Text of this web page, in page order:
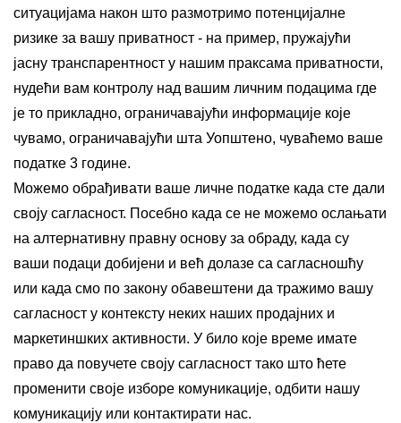
ситуацијама након што размотримо потенцијалне
ризике за вашу приватност - на пример, пружајући
јасну транспарентност у нашим праксама приватности,
нудећи вам контролу над вашим личним подацима где
је то прикладно, ограничавајући информације које
чувамо, ограничавајући шта Уопштено, чуваћемо ваше
податке 3 године.
Можемо обрађивати ваше личне податке када сте дали
своју сагласност. Посебно када се не можемо ослањати
на алтернативну правну основу за обраду, када су
ваши подаци добијени и већ долазе са сагласношћу
или када смо по закону обавештени да тражимо вашу
сагласност у контексту неких наших продајних и
маркетиншких активности. У било које време имате
право да повучете своју сагласност тако што ћете
променити своје изборе комуникације, одбити нашу
комуникацију или контактирати нас.